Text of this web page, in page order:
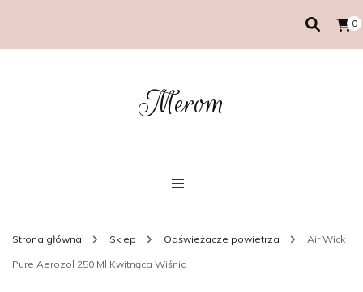
0
Merom
Strona główna Sklep Odświeżacze powietrza Air Wick
Pure Aerozol 250 Ml Kwitnąca Wiśnia